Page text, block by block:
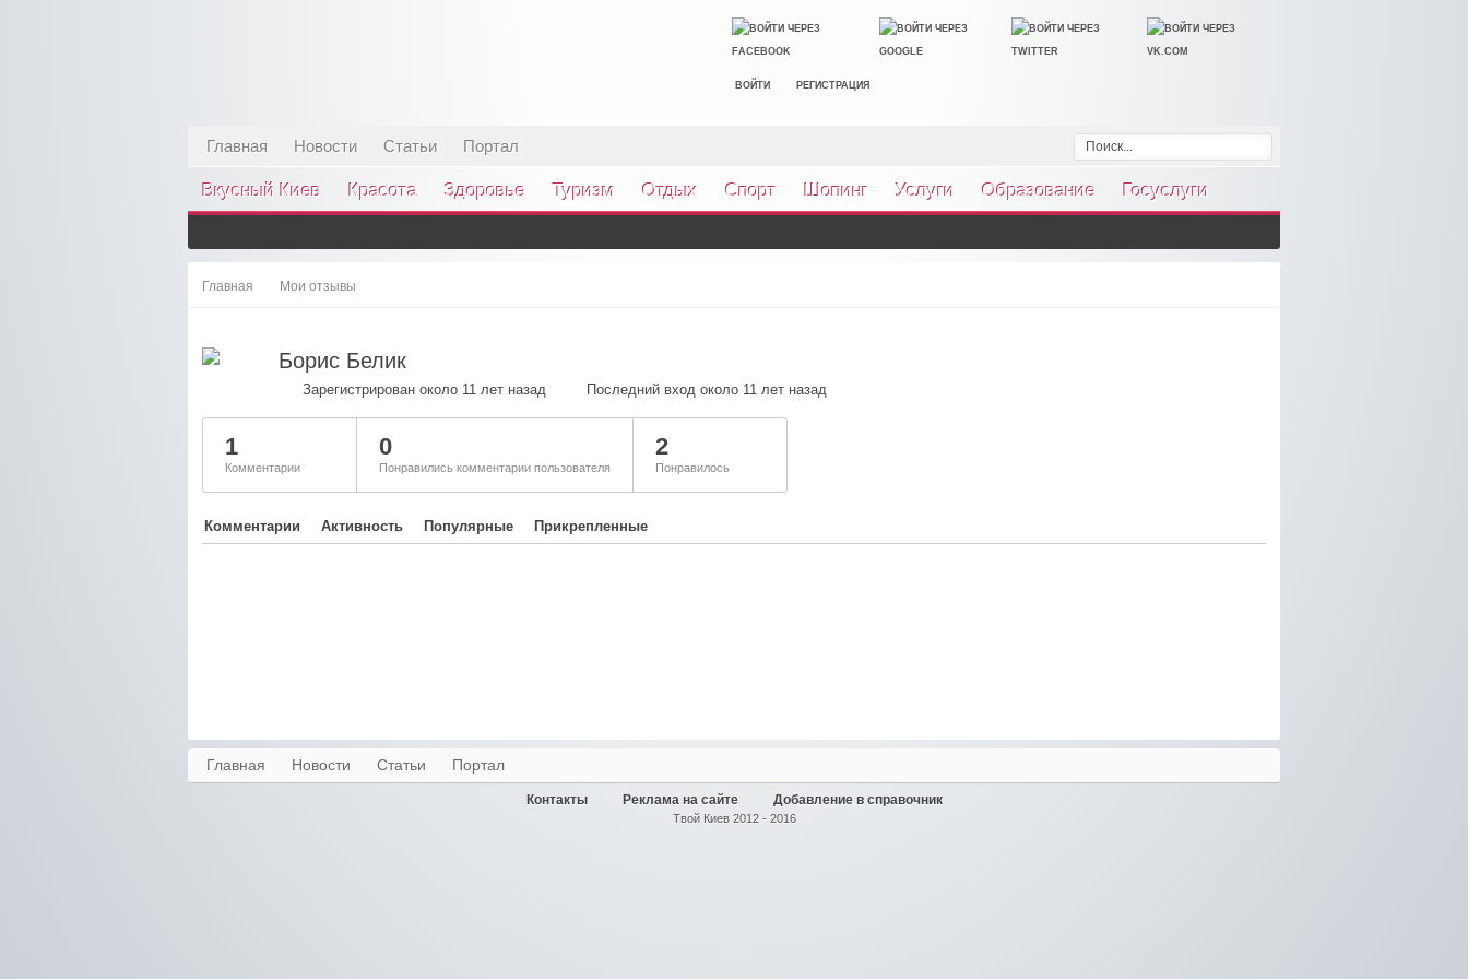
ВОЙТИ РЕГИСТРАЦИЯ
Главная Новости Статьи Портал
Вкусный Киев Красота Здоровье Туризм Отдых Спорт Шопинг Услуги Образование Госуслуги
Главная Мои отзывы
Борис Белик
Зарегистрирован около 11 лет назад Последний вход около 11 лет назад
1
Комментарии
0
Понравились комментарии пользователя
2
Понравилось
Комментарии Активность Популярные Прикрепленные
Главная Новости Статьи Портал
Контакты Реклама на сайте Добавление в справочник
Твой Киев 2012 - 2016